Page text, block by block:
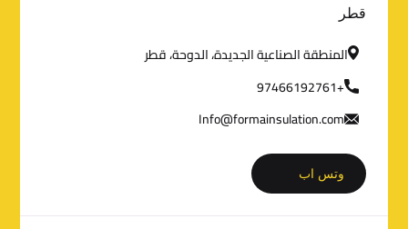
م
ع
ل
و
م
ا
قطر
المنطقة الصناعية الجديدة، الدوحة، قطر
+97466192761
Info@formainsulation.com
وتس اب